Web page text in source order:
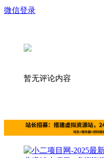
微信登录
暂无评论内容